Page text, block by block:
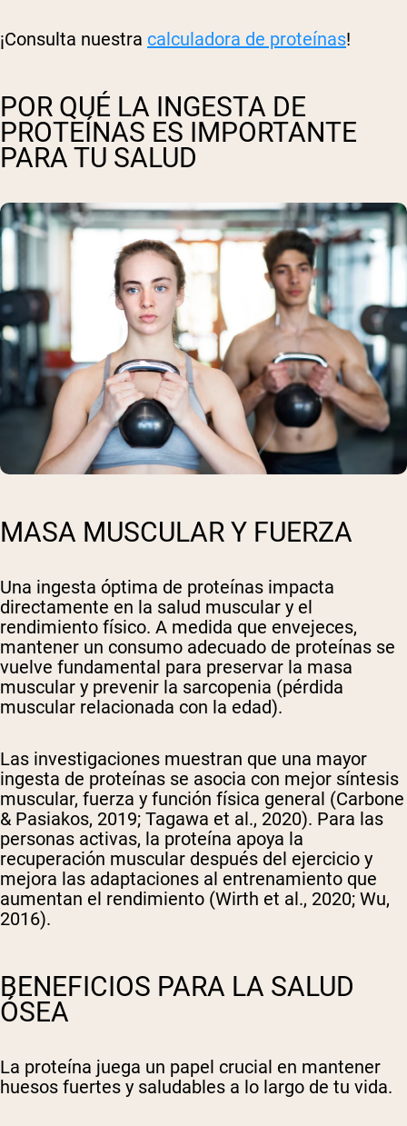
¡Consulta nuestra calculadora de proteínas!
POR QUÉ LA INGESTA DE
PROTEÍNAS ES IMPORTANTE
PARA TU SALUD
MASA MUSCULAR Y FUERZA
Una ingesta óptima de proteínas impacta
directamente en la salud muscular y el
rendimiento físico. A medida que envejeces,
mantener un consumo adecuado de proteínas se
vuelve fundamental para preservar la masa
muscular y prevenir la sarcopenia (pérdida
muscular relacionada con la edad).
Las investigaciones muestran que una mayor
ingesta de proteínas se asocia con mejor síntesis
muscular, fuerza y función física general (Carbone
& Pasiakos, 2019; Tagawa et al., 2020). Para las
personas activas, la proteína apoya la
recuperación muscular después del ejercicio y
mejora las adaptaciones al entrenamiento que
aumentan el rendimiento (Wirth et al., 2020; Wu,
2016).
BENEFICIOS PARA LA SALUD
ÓSEA
La proteína juega un papel crucial en mantener
huesos fuertes y saludables a lo largo de tu vida.